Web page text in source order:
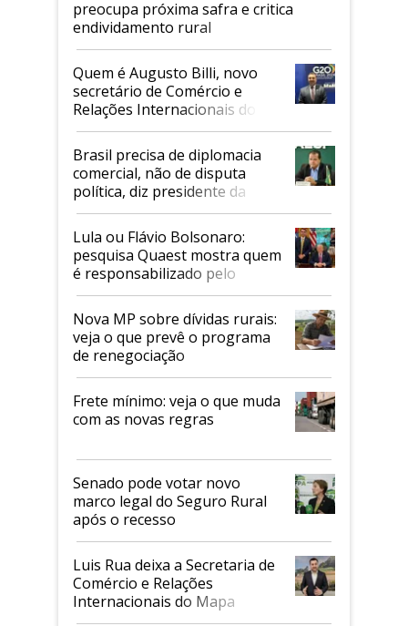
preocupa próxima safra e critica
endividamento rural
Quem é Augusto Billi, novo
secretário de Comércio e
Relações Internacionais do
Mapa
Brasil precisa de diplomacia
comercial, não de disputa
política, diz presidente da
Faesp
Lula ou Flávio Bolsonaro:
pesquisa Quaest mostra quem
é responsabilizado pelo
tarifaço dos EUA
Nova MP sobre dívidas rurais:
veja o que prevê o programa
de renegociação
Frete mínimo: veja o que muda
com as novas regras
Senado pode votar novo
marco legal do Seguro Rural
após o recesso
Luis Rua deixa a Secretaria de
Comércio e Relações
Internacionais do Mapa